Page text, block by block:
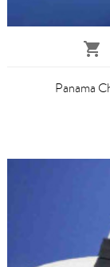

Panama